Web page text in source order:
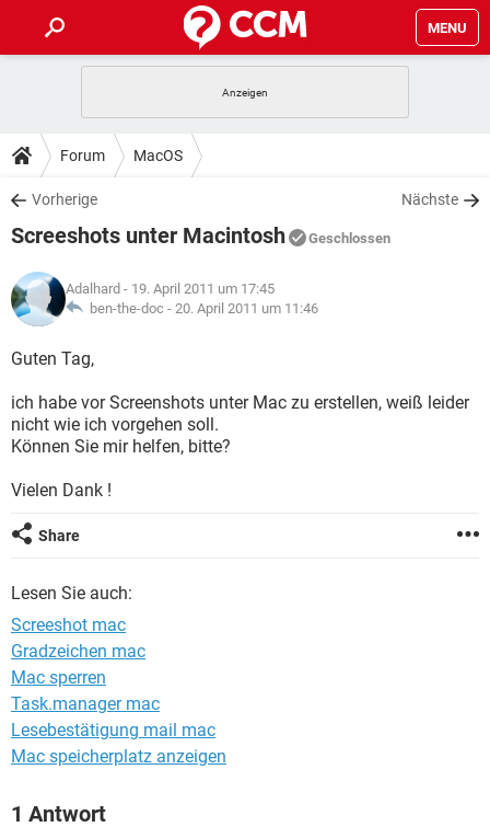
MENU
ANDROID
WINDOWS 10
WHATSAPP TIKTOK
FACEBOOK
TIPPS & TRICKS
SPIELE
WHATSAPP TIKTOK
FACEBOOK
DOWNLOADS
SPIELE STREAMING
ANDROID
WINDOWS 10 INSTAGRAM
WHATSAPP
SPIELE STREAMING
ANDROID
WINDOWS 10
WHATSAPP TIKTOK
FACEBOOK
LEXIKON
SPIELE
WINDOWS 10
FACEBOOK
Forum MacOS
Vorherige Nächste
Screeshots unter Macintosh Geschlossen
Adalhard - 19. April 2011 um 17:45
ben-the-doc - 20. April 2011 um 11:46
Guten Tag,
ich habe vor Screenshots unter Mac zu erstellen, weiß leider
nicht wie ich vorgehen soll.
Können Sie mir helfen, bitte?
Vielen Dank !
Share
Lesen Sie auch:
Screeshot mac
Gradzeichen mac
Mac sperren
Task.manager mac
Lesebestätigung mail mac
Mac speicherplatz anzeigen
1 Antwort